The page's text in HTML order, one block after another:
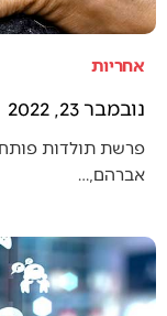
אחריות
נובמבר 23, 2022
פרשת תולדות
אברהם,…